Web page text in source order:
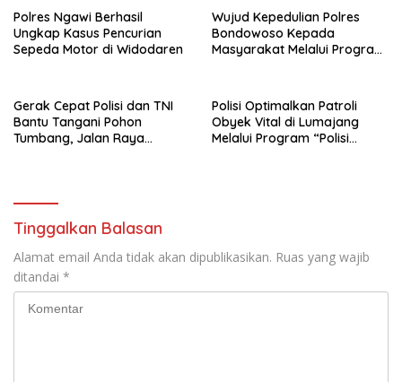
Polres Ngawi Berhasil
Ungkap Kasus Pencurian
Sepeda Motor di Widodaren
Wujud Kepedulian Polres
Bondowoso Kepada
Masyarakat Melalui Program
Gerak Cepat Polisi dan TNI
Bantu Tangani Pohon
Tumbang, Jalan Raya
Polisi Optimalkan Patroli
Obyek Vital di Lumajang
Melalui Program “Polisi
Tinggalkan Balasan
Alamat email Anda tidak akan dipublikasikan. Ruas yang wajib
ditandai *